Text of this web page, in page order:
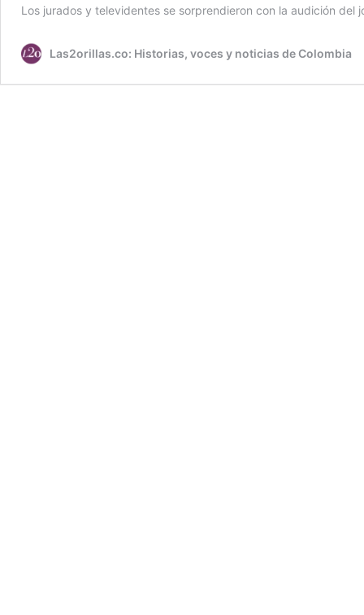
Los jurados y televidentes se sorprendieron con la audición
Las2orillas.co: Historias, voces y noticias de Colombia